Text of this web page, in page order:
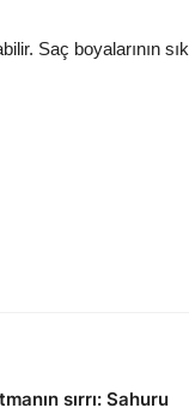
Saç boyalarının sık
sırrı: Sahuru